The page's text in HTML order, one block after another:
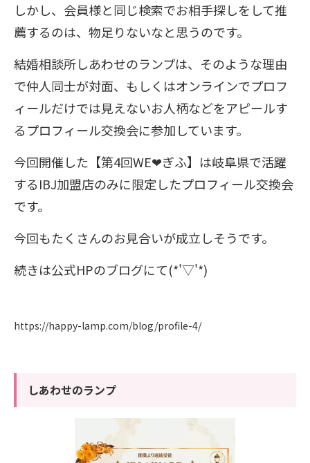
しかし、会員様と同じ検索でお相手探しをして推
薦するのは、物足りないなと思うのです。
結婚相談所しあわせのランプは、そのような理由
で仲人同士が対面、もしくはオンラインでプロフ
ィールだけでは見えないお人柄などをアピールす
るプロフィール交換会に参加しています。
今回開催した【第4回WE❤︎ぎふ】は岐阜県で活躍
するIBJ加盟店のみに限定したプロフィール交換会
です。
今回もたくさんのお見合いが成立しそうです。
続きは公式HPのブログにて(*'▽'*)
https://happy-lamp.com/blog/profile-4/
しあわせのランプ